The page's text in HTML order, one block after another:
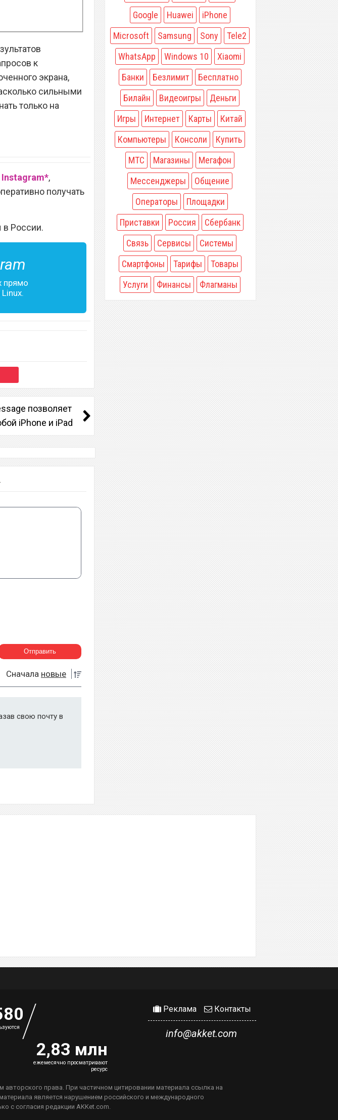
к
экрана,
сильными
только на
Instagram*,
получать
России.
прямо
позволяет
iPhone и iPad
.
Сначала новые
свою почту в
Google
Huawei
iPhone
Microsoft
Samsung Sony
Tele2
WhatsApp
Windows 10
Xiaomi
Банки
Безлимит
Бесплатно
Билайн
Видеоигры
Деньги
Игры
Интернет Карты
Китай
Компьютеры
Консоли
Купить
МТС
Магазины
Мегафон
Мессенджеры
Общение
Операторы
Площадки
Приставки
Россия
Сбербанк
Связь
Сервисы
Системы
Смартфоны
Тарифы
Товары
Услуги
Финансы Флагманы
Реклама Контакты
info@akket.com
2,83 млн
ежемесячно просматривают
ресурс
права. При частичном цитировании материала ссылка на
является нарушением российского и международного
с согласия редакции AKKet.com.